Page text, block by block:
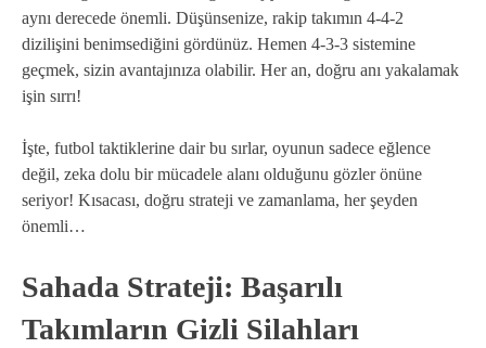
aynı derecede önemli. Düşünsenize, rakip takımın 4-4-2
dizilişini benimsediğini gördünüz. Hemen 4-3-3 sistemine
geçmek, sizin avantajınıza olabilir. Her an, doğru anı yakalamak
işin sırrı!
İşte, futbol taktiklerine dair bu sırlar, oyunun sadece eğlence
değil, zeka dolu bir mücadele alanı olduğunu gözler önüne
seriyor! Kısacası, doğru strateji ve zamanlama, her şeyden
önemli…
Sahada Strateji: Başarılı
Takımların Gizli Silahları